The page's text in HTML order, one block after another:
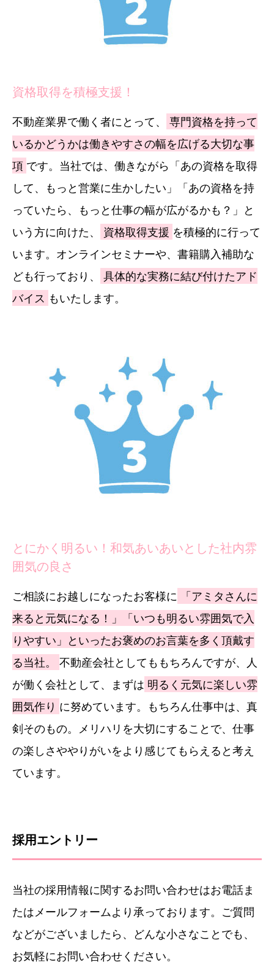
資格取得を積極支援！
不動産業界で働く者にとって、
専門資格を持って
いるかどうかは働きやすさの幅を広げる大切な事
項 です。当社では、働きながら「あの資格を取得
して、もっと営業に生かしたい」「あの資格を持
っていたら、もっと仕事の幅が広がるかも？」と
いう方に向けた、
資格取得支援 を積極的に行って
います。オンラインセミナーや、書籍購入補助な
ども行っており、
具体的な実務に結び付けたアド
バイス もいたします。
とにかく明るい！和気あいあいとした社内雰
囲気の良さ
ご相談にお越しになったお客様に 「アミタさんに
来ると元気になる！」「いつも明るい雰囲気で入
りやすい」といったお褒めのお言葉を多く頂戴す
る当社。 不動産会社としてももちろんですが、人
が働く会社として、まずは 明るく元気に楽しい雰
囲気作り に努めています。もちろん仕事中は、真
剣そのもの。メリハリを大切にすることで、仕事
の楽しさややりがいをより感じてもらえると考え
ています。
採用エントリー
当社の採用情報に関するお問い合わせはお電話ま
たはメールフォームより承っております。ご質問
などがございましたら、どんな小さなことでも、
お気軽にお問い合わせください。